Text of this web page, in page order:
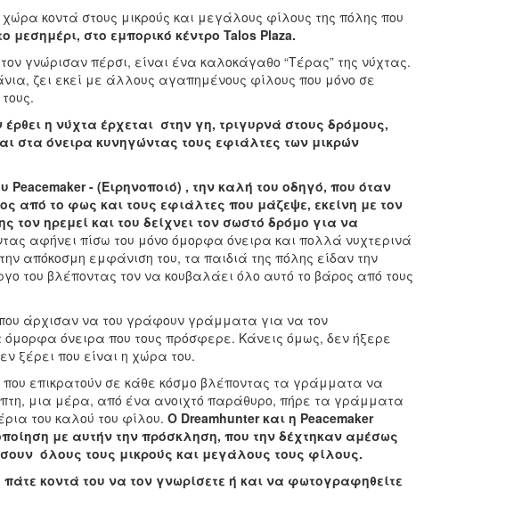
κοντά στους μικρούς και μεγάλους φίλους της πόλης που
μεσημέρι, στο εμπορικό κέντρο Talos Plaza.
γνώρισαν πέρσι, είναι ένα καλοκάγαθο “Tέρας” της νύχτας.
ζει εκεί με άλλους αγαπημένους φίλους που μόνο σε
η νύχτα έρχεται στην γη, τριγυρνά στους δρόμους,
στα όνειρα κυνηγώντας τους εφιάλτες των μικρών
- (Ειρηνοποιό) , την καλή του οδηγό, που όταν
από το φως και τους εφιάλτες που μάζεψε, εκείνη με τον
τον ηρεμεί και του δείχνει τον σωστό δρόμο για να
αφήνει πίσω του μόνο όμορφα όνειρα και πολλά νυχτερινά
απόκοσμη εμφάνιση του, τα παιδιά της πόλης είδαν την
του βλέποντας τον να κουβαλάει όλο αυτό το βάρος από τους
άρχισαν να του γράφουν γράμματα για να τον
όνειρα που τους πρόσφερε. Κάνεις όμως, δεν ήξερε
ξέρει που είναι η χώρα του.
επικρατούν σε κάθε κόσμο βλέποντας τα γράμματα να
μια μέρα, από ένα ανοιχτό παράθυρο, πήρε τα γράμματα
του καλού του φίλου. Ο Dreamhunter και η Peacemaker
με αυτήν την πρόσκληση, που την δέχτηκαν αμέσως
όλους τους μικρούς και μεγάλους τους φίλους.
κοντά του να τον γνωρίσετε ή και να φωτογραφηθείτε